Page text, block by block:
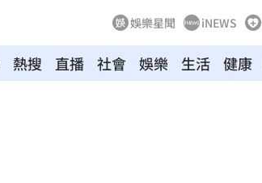
娛樂星聞 iNEWS
熱搜 直播 社會 娛樂 生活 健康